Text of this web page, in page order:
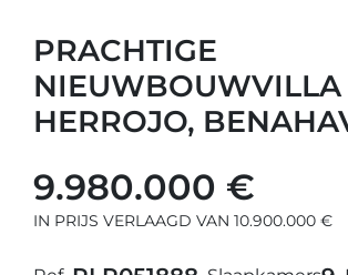
PRACHTIGE
NIEUWBOUWVILLA
HERROJO,
9.980.000 €
IN PRIJS VERLAAGD VAN 10.900.000 €